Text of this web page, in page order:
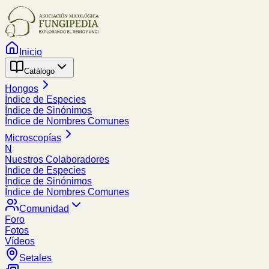
Inicio
Catálogo
Hongos
Índice de Especies
Índice de Sinónimos
Índice de Nombres Comunes
Microscopías
N
Nuestros Colaboradores
Índice de Especies
Índice de Sinónimos
Índice de Nombres Comunes
Comunidad
Foro
Fotos
Vídeos
Setales